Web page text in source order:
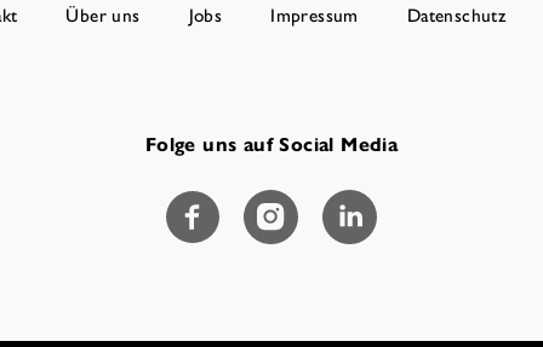
Über uns Jobs Impressum Datenschutz
Folge uns auf Social Media